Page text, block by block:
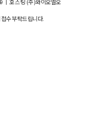
ㅣ 호스팅 (주)와이오엘오
수 부탁드립니다.